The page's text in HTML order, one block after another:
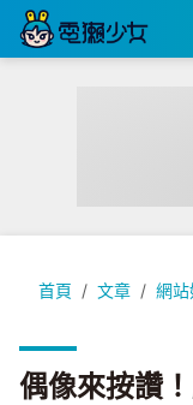
首頁 文章 網站
偶像來按讚！臉
偶像來按讚